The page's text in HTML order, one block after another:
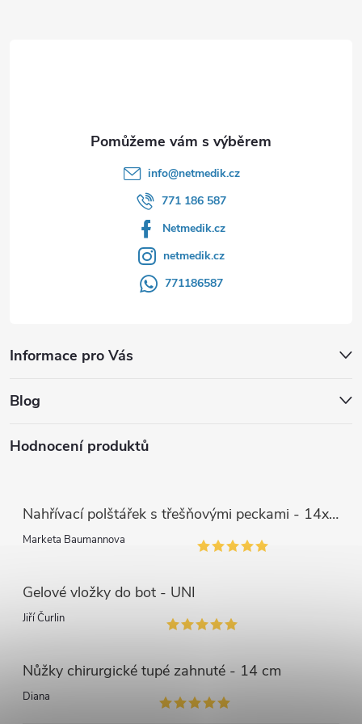
Informace pro Vás
info@netmedik.cz
771 186 587
Netmedik.cz
netmedik.cz
771186587
Blog
Hodnocení produktů
Nahřívací polštářek s třešňovými peckami - 14x55 cm
Marketa Baumannova
Gelové vložky do bot - UNI
Jiří Čurlin
Nůžky chirurgické tupé zahnuté - 14 cm
Diana